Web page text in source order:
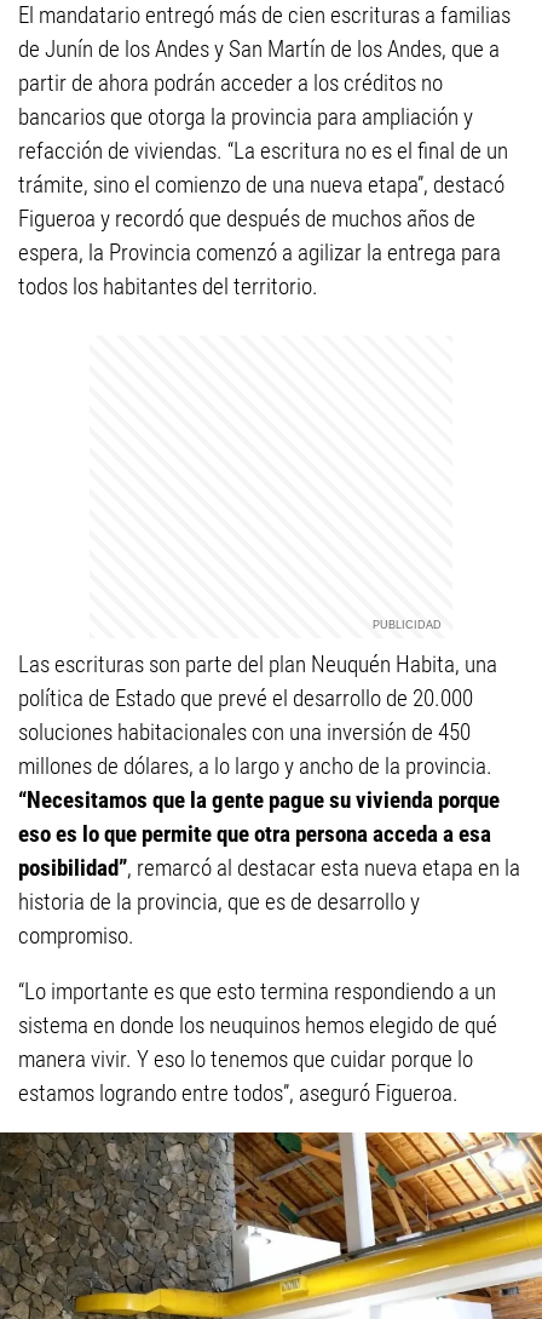
El mandatario entregó más de cien escrituras a familias
de Junín de los Andes y San Martín de los Andes, que a
partir de ahora podrán acceder a los créditos no
bancarios que otorga la provincia para ampliación y
refacción de viviendas. “La escritura no es el final de un
trámite, sino el comienzo de una nueva etapa”, destacó
Figueroa y recordó que después de muchos años de
espera, la Provincia comenzó a agilizar la entrega para
todos los habitantes del territorio.
Las escrituras son parte del plan Neuquén Habita, una
política de Estado que prevé el desarrollo de 20.000
soluciones habitacionales con una inversión de 450
millones de dólares, a lo largo y ancho de la provincia.
“Necesitamos que la gente pague su vivienda porque
eso es lo que permite que otra persona acceda a esa
posibilidad”, remarcó al destacar esta nueva etapa en la
historia de la provincia, que es de desarrollo y
compromiso.
“Lo importante es que esto termina respondiendo a un
sistema en donde los neuquinos hemos elegido de qué
manera vivir. Y eso lo tenemos que cuidar porque lo
estamos logrando entre todos”, aseguró Figueroa.